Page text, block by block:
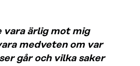
vara ärlig mot mig
medveten om var
går och vilka saker